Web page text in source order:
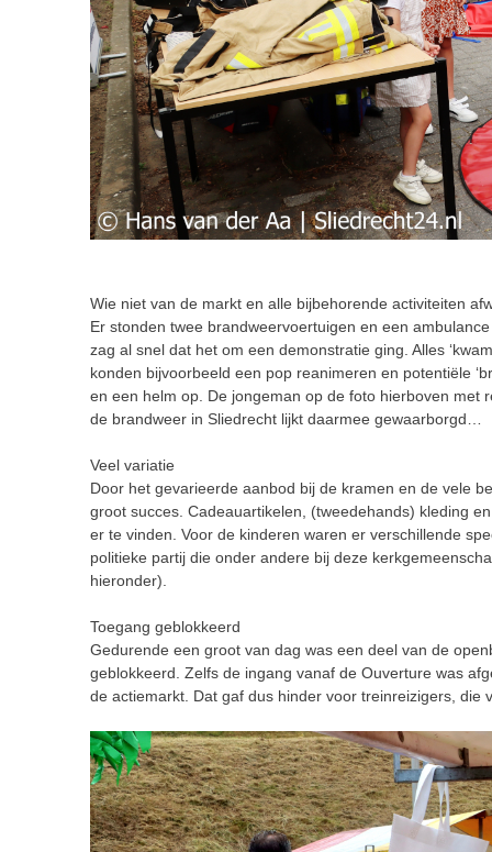
Wie niet van de markt en alle bijbehorende activiteiten
Er stonden twee brandweervoertuigen en een
zag al snel dat het om een demonstratie ging. Alles
konden bijvoorbeeld een pop reanimeren en potentiële
en een helm op. De jongeman op de foto hierboven met
de brandweer in Sliedrecht lijkt daarmee gewaarborgd…
Veel variatie
Door het gevarieerde aanbod bij de kramen en de vele
groot succes. Cadeauartikelen, (tweedehands) kleding
er te vinden. Voor de kinderen waren er verschillende
politieke partij die onder andere bij deze
hieronder).
Toegang geblokkeerd
Gedurende een groot van dag was een deel van de
geblokkeerd. Zelfs de ingang vanaf de Ouverture was
de actiemarkt. Dat gaf dus hinder voor treinreizigers, die